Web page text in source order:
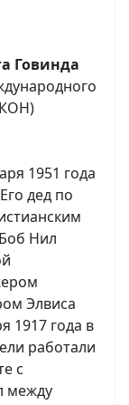
Говинда
1951 года
дед по
Нил
Элвиса
1917 года в
работали
с
между